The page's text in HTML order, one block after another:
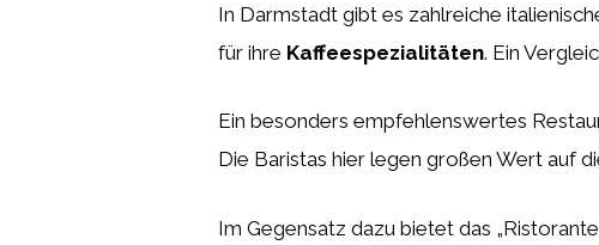
In Darmstadt gibt es zahlreiche
für ihre Kaffeespezialitäten. Ein
Ein besonders empfehlenswertes
Die Baristas hier legen großen Wert auf
Im Gegensatz dazu bietet das